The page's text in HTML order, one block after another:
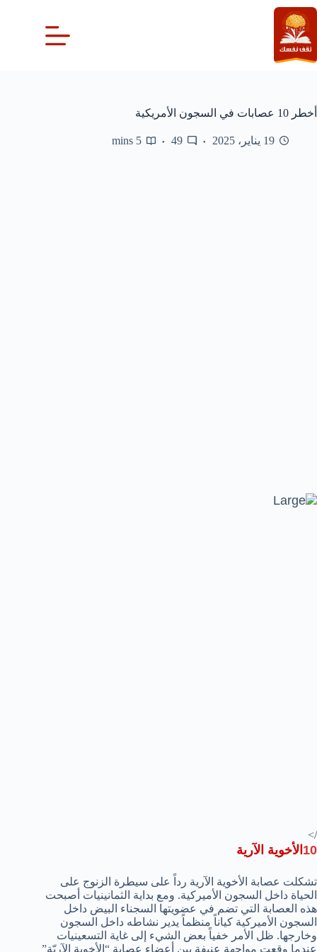
التجاوز
إلى
المحتوى
أخطر 10 عصابات في السجون الأمريكية
19 يناير، 2025 49
5 mins
/>
10 الأخوية الآرية
تشكلت عصابة الأخوية الآرية رداً على سيطرة الزنوج على
الحياة داخل السجون الأميركية. ومع بداية الثمانينيات أصبحت
هذه العصابة التي تضم في عضويتها السجناء البيض داخل
السجون الأميركية كياناً منظماً يدير نشاطه داخل السجون
وخارجها. ظل الأمر خفياً بعض الشيء إلى غاية التسعينيات
عندما وقعت مواجهة عنيفة بين أعضاء عصابة “الأخوية الآريّة”